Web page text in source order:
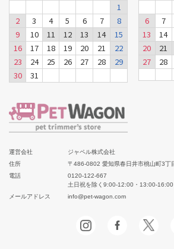
1
2
3 4 5 6 7
8
9
10 11 12 13 14
15
16
17 18 19 20 21
22
23
24 25 26 27 28
29
30
31
6
7
13
14
20
21
27
28
運営会社
ジャペル株式会社
住所
〒486-0802 愛知県春日井市桃山町3丁
電話
0120-122-667
土日祝を除く9:00-12:00・13:00-16:00
メールアドレス
info@pet-wagon.com